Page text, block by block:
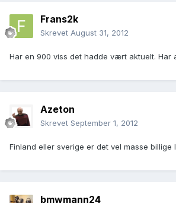
Frans2k
Skrevet August 31, 2012
Har en 900 viss det hadde vært aktuelt. Har
Azeton
Skrevet September 1, 2012
Finland eller sverige er det vel masse billige
bmwmann24